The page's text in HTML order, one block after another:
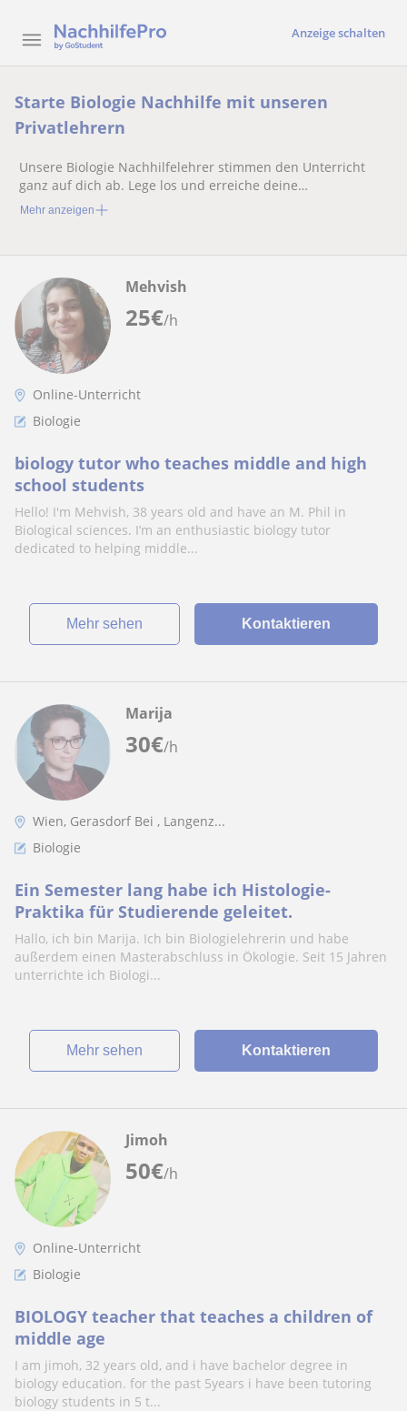
Anzeige schalten
Starte Biologie Nachhilfe mit unseren
Privatlehrern
Unsere Biologie Nachhilfelehrer stimmen den Unterricht
ganz auf dich ab. Lege los und erreiche deine
Wunschnoten!
Mehr anzeigen
25€/h
Mehvish
Online-Unterricht
Biologie
biology tutor who teaches middle and high
school students
Hello! I'm Mehvish, 38 years old and have an M. Phil in
Biological sciences. I’m an enthusiastic biology tutor
dedicated to helping middle...
Mehr sehen Kontaktieren
30€/h
Marija
Wien, Gerasdorf Bei , Langenz...
Biologie
Ein Semester lang habe ich Histologie-
Praktika für Studierende geleitet.
Hallo, ich bin Marija. Ich bin Biologielehrerin und habe
außerdem einen Masterabschluss in Ökologie. Seit 15 Jahren
unterrichte ich Biologi...
Mehr sehen Kontaktieren
50€/h
Jimoh
Online-Unterricht
Biologie
BIOLOGY teacher that teaches a children of
middle age
I am jimoh, 32 years old, and i have bachelor degree in
biology education. for the past 5years i have been tutoring
biology students in 5 t...